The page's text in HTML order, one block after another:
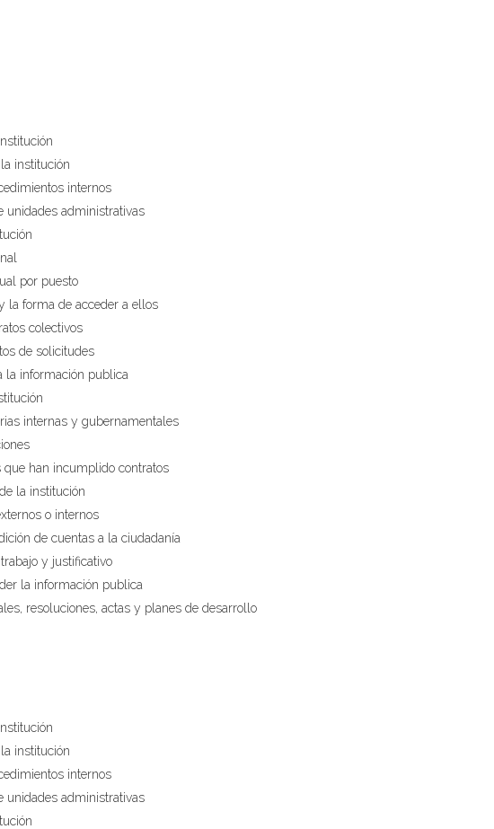
institución
internos
unidades administrativas
por puesto
la forma de acceder a ellos
colectivos
de solicitudes
la información publica
internas y gubernamentales
que han incumplido contratos
la institución
o internos
de cuentas a la ciudadanía
y justificativo
la información publica
resoluciones, actas y planes de desarrollo
institución
internos
unidades administrativas